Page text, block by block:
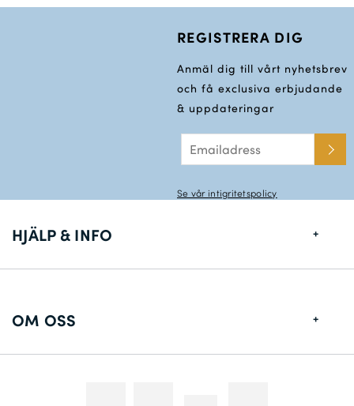
REGISTRERA DIG
Anmäl dig till vårt nyhetsbrev
och få exclusiva erbjudande
& uppdateringar
Se vår intigritetspolicy
HJÄLP & INFO
OM OSS